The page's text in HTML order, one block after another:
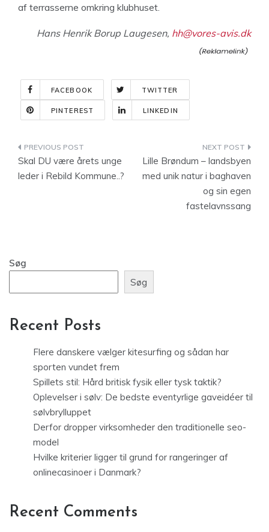
af terrasserne omkring klubhuset.
Hans Henrik Borup Laugesen, hh@vores-avis.dk
FACEBOOK TWITTER
PINTEREST LINKEDIN
Indlægsnavigation
Skal DU være årets unge
leder i Rebild Kommune..?
Lille Brøndum – landsbyen
med unik natur i baghaven
og sin egen
fastelavnssang
Søg
Søg
Recent Posts
Flere danskere vælger kitesurfing og sådan har
sporten vundet frem
Spillets stil: Hård britisk fysik eller tysk taktik?
Oplevelser i sølv: De bedste eventyrlige gaveidéer til
sølvbrylluppet
Derfor dropper virksomheder den traditionelle seo-
model
Hvilke kriterier ligger til grund for rangeringer af
onlinecasinoer i Danmark?
Recent Comments